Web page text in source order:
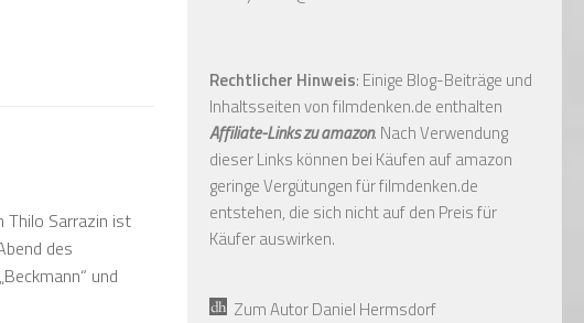
Thilo Sarrazin ist
des
und
Rechtlicher Hinweis: Einige Blog-Beiträge und
Inhaltsseiten von filmdenken.de enthalten
Affiliate-Links zu amazon. Nach Verwendung
dieser Links können bei Käufen auf amazon
geringe Vergütungen für filmdenken.de
entstehen, die sich nicht auf den Preis für
Käufer auswirken.
Zum Autor Daniel Hermsdorf